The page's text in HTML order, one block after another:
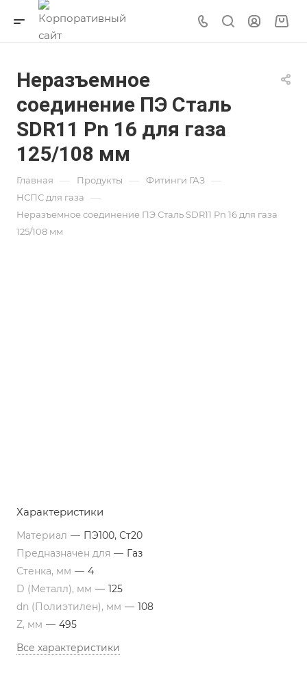
Неразъемное
соединение ПЭ Сталь
SDR11 Pn 16 для газа
125/108 мм
Главная — Продукты — Фитинги ГАЗ —
НСПС для газа —
Неразъемное соединение ПЭ Сталь SDR11 Pn 16 для газа
125/108 мм
Характеристики
Материал — ПЭ100, Ст20
Предназначен для — Газ
Стенка, мм — 4
D (Металл), мм — 125
dn (Полиэтилен), мм — 108
Z, мм — 495
Все характеристики